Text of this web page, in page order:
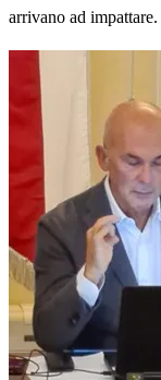
arrivano ad impattare.